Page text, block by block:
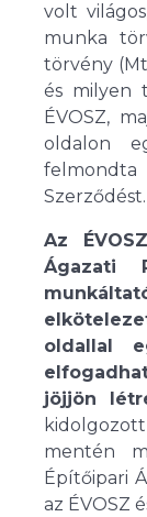
volt
munka
törvény
és milyen
ÉVOSZ,
oldalon
Szerződést.
Az
Ágazati
oldallal
jöjjön
mentén
Építőipari
az ÉVOSZ